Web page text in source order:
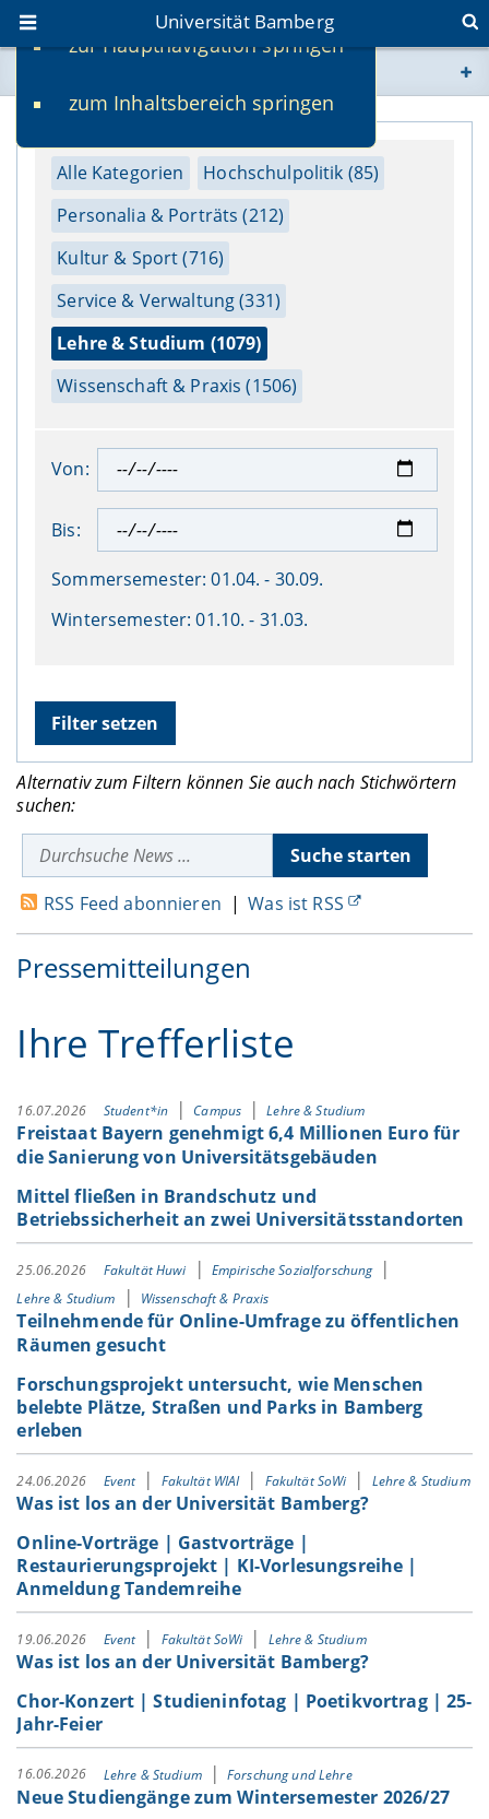
zur Hauptnavigation springen
zum Inhaltsbereich springen
Universität Bamberg
www.uni-bamberg.de
univis.uni-bamberg.de
fis.uni-bamberg.de
Alle Kategorien
Hochschulpolitik (85)
Personalia & Porträts (212)
Kultur & Sport (716)
Service & Verwaltung (331)
Lehre & Studium (1079)
Wissenschaft & Praxis (1506)
Von:
Bis:
Sommersemester: 01.04. - 30.09.
Wintersemester: 01.10. - 31.03.
Alternativ zum Filtern können Sie auch nach Stichwörtern
suchen:
RSS Feed abonnieren | Was ist RSS
Pressemitteilungen
Ihre Trefferliste
16.07.2026 Student*in Campus Lehre & Studium
Freistaat Bayern genehmigt 6,4 Millionen Euro für
die Sanierung von Universitätsgebäuden
Mittel fließen in Brandschutz und
Betriebssicherheit an zwei Universitätsstandorten
25.06.2026 Fakultät Huwi
Empirische Sozialforschung
Lehre & Studium
Wissenschaft & Praxis
Teilnehmende für Online-Umfrage zu öffentlichen
Räumen gesucht
Forschungsprojekt untersucht, wie Menschen
belebte Plätze, Straßen und Parks in Bamberg
erleben
24.06.2026 Event Fakultät WIAI Fakultät SoWi Lehre & Studium
Was ist los an der Universität Bamberg?
Online-Vorträge | Gastvorträge |
Restaurierungsprojekt | KI-Vorlesungsreihe |
Anmeldung Tandemreihe
19.06.2026 Event Fakultät SoWi Lehre & Studium
Was ist los an der Universität Bamberg?
Chor-Konzert | Studieninfotag | Poetikvortrag | 25-
Jahr-Feier
16.06.2026 Lehre & Studium Forschung und Lehre
Neue Studiengänge zum Wintersemester 2026/27